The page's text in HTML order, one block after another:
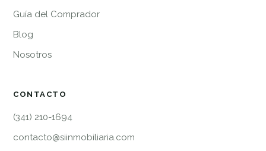
Guía del Comprador
Blog
Nosotros
CONTACTO
(341) 210-1694
contacto@siinmobiliaria.com